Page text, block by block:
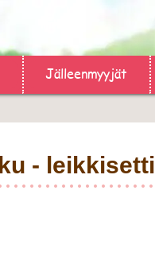
Jälleenmyyjät
- leikkisetti